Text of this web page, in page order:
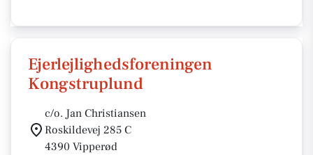
Ejerlejlighedsforeningen
Kongstruplund
c/o. Jan Christiansen
Roskildevej 285 C
4390 Vipperød